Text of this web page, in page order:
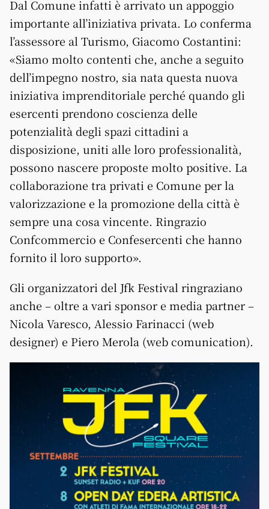
Dal Comune infatti è arrivato un appoggio
importante all’iniziativa privata. Lo conferma
l’assessore al Turismo, Giacomo Costantini:
«Siamo molto contenti che, anche a seguito
dell’impegno nostro, sia nata questa nuova
iniziativa imprenditoriale perché quando gli
esercenti prendono coscienza delle
potenzialità degli spazi cittadini a
disposizione, uniti alle loro professionalità,
possono nascere proposte molto positive. La
collaborazione tra privati e Comune per la
valorizzazione e la promozione della città è
sempre una cosa vincente. Ringrazio
Confcommercio e Confesercenti che hanno
fornito il loro supporto».
Gli organizzatori del Jfk Festival ringraziano
anche – oltre a vari sponsor e media partner –
Nicola Varesco, Alessio Farinacci (web
designer) e Piero Merola (web comunication).